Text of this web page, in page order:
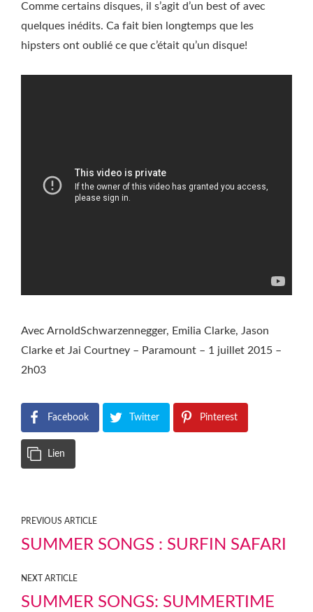
Comme certains disques, il s’agit d’un best of avec
quelques inédits. Ca fait bien longtemps que les
hipsters ont oublié ce que c’était qu’un disque!
Avec ArnoldSchwarzennegger, Emilia Clarke, Jason
Clarke et Jai Courtney – Paramount – 1 juillet 2015 –
2h03
Facebook Twitter Pinterest
Lien
PREVIOUS ARTICLE
SUMMER SONGS : SURFIN SAFARI
NEXT ARTICLE
SUMMER SONGS: SUMMERTIME